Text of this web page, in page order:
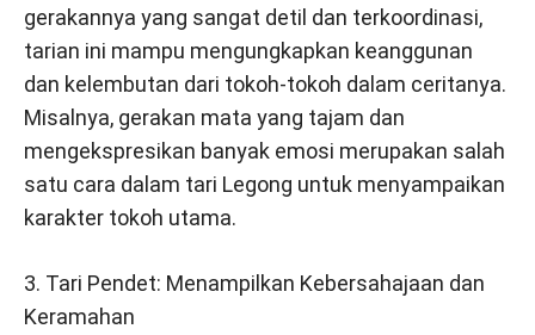
gerakannya yang sangat detil dan terkoordinasi,
tarian ini mampu mengungkapkan keanggunan
dan kelembutan dari tokoh-tokoh dalam ceritanya.
Misalnya, gerakan mata yang tajam dan
mengekspresikan banyak emosi merupakan salah
satu cara dalam tari Legong untuk menyampaikan
karakter tokoh utama.
3. Tari Pendet: Menampilkan Kebersahajaan dan
Keramahan